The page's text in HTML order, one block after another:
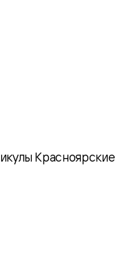
Красноярские